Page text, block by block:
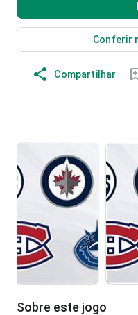
Conferir
Compartilhar
Sobre este jogo